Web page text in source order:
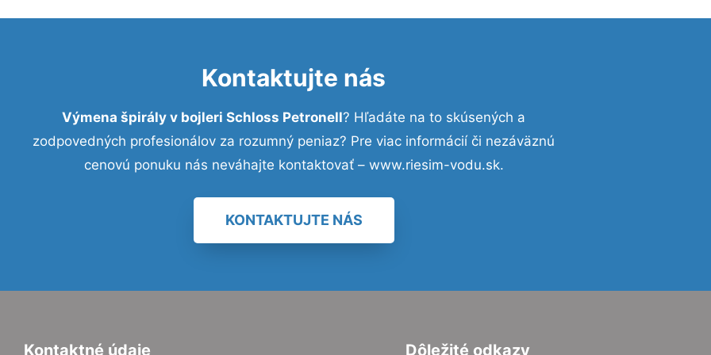
Kontaktujte nás
Výmena špirály v bojleri Schloss Petronell? Hľadáte na to skúsených a
zodpovedných profesionálov za rozumný peniaz? Pre viac informácií či nezáväznú
cenovú ponuku nás neváhajte kontaktovať – www.riesim-vodu.sk.
KONTAKTUJTE NÁS
Kontaktné údaje Dôležité odkazy